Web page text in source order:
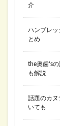
介
ハンブレッ
とめ
the奥歯’s
も解説
話題のカヌ
いても